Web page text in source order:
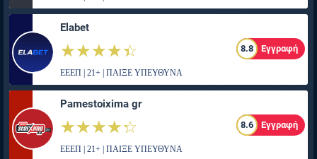
Elabet
☆☆☆☆☆
★★★★★ 8.8 Εγγραφή
ΕΕΕΠ | 21+ | ΠΑΙΞΕ ΥΠΕΥΘΥΝΑ
Pamestoixima gr
☆☆☆☆☆
★★★★★ 8.6 Εγγραφή
ΕΕΕΠ | 21+ | ΠΑΙΞΕ ΥΠΕΥΘΥΝΑ